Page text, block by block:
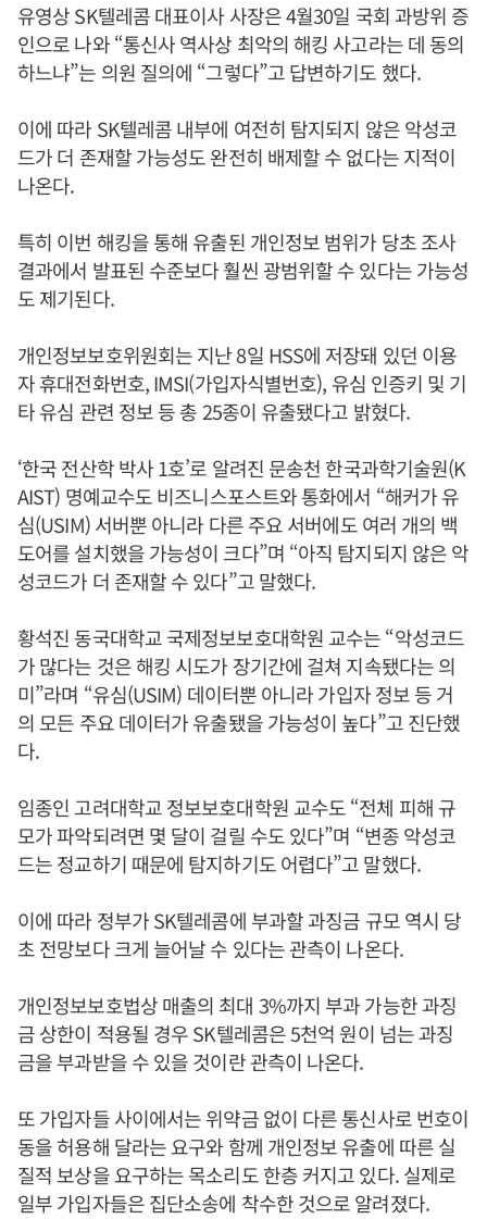
유영상 SK텔레콤 대표이사 사장은 4월30일 국회 과방위 증
인으로 나와 “통신사 역사상 최악의 해킹 사고라는 데 동의
하느냐”는 의원 질의에 “그렇다”고 답변하기도 했다.
이에 따라 SK텔레콤 내부에 여전히 탐지되지 않은 악성코
드가 더 존재할 가능성도 완전히 배제할 수 없다는 지적이
나온다.
특히 이번 해킹을 통해 유출된 개인정보 범위가 당초 조사
결과에서 발표된 수준보다 훨씬 광범위할 수 있다는 가능성
도 제기된다.
개인정보보호위원회는 지난 8일 HSS에 저장돼 있던 이용
자 휴대전화번호, IMSI(가입자식별번호), 유심 인증키 및 기
타 유심 관련 정보 등 총 25종이 유출됐다고 밝혔다.
‘한국 전산학 박사 1호’로 알려진 문송천 한국과학기술원(K
AIST) 명예교수도 비즈니스포스트와 통화에서 “해커가 유
심(USIM) 서버뿐 아니라 다른 주요 서버에도 여러 개의 백
도어를 설치했을 가능성이 크다”며 “아직 탐지되지 않은 악
성코드가 더 존재할 수 있다”고 말했다.
황석진 동국대학교 국제정보보호대학원 교수는 “악성코드
가 많다는 것은 해킹 시도가 장기간에 걸쳐 지속됐다는 의
미”라며 “유심(USIM) 데이터뿐 아니라 가입자 정보 등 거
의 모든 주요 데이터가 유출됐을 가능성이 높다”고 진단했
다.
임종인 고려대학교 정보보호대학원 교수도 “전체 피해 규
모가 파악되려면 몇 달이 걸릴 수도 있다”며 “변종 악성코
드는 정교하기 때문에 탐지하기도 어렵다”고 말했다.
이에 따라 정부가 SK텔레콤에 부과할 과징금 규모 역시 당
초 전망보다 크게 늘어날 수 있다는 관측이 나온다.
개인정보보호법상 매출의 최대 3%까지 부과 가능한 과징
금 상한이 적용될 경우 SK텔레콤은 5천억 원이 넘는 과징
금을 부과받을 수 있을 것이란 관측이 나온다.
또 가입자들 사이에서는 위약금 없이 다른 통신사로 번호이
동을 허용해 달라는 요구와 함께 개인정보 유출에 따른 실
질적 보상을 요구하는 목소리도 한층 커지고 있다. 실제로
일부 가입자들은 집단소송에 착수한 것으로 알려졌다.